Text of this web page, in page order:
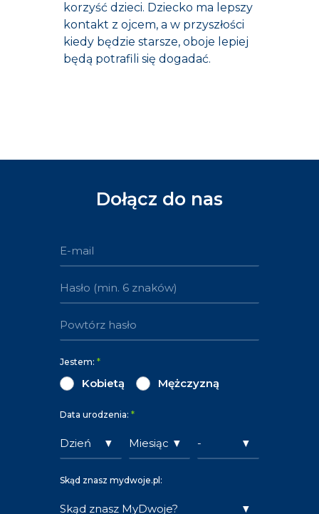
korzyść dzieci. Dziecko ma lepszy
kontakt z ojcem, a w przyszłości
kiedy będzie starsze, oboje lepiej
będą potrafili się dogadać.
Dołącz do nas
Jestem: *
Kobietą Mężczyzną
Data urodzenia: *
Skąd znasz mydwoje.pl: